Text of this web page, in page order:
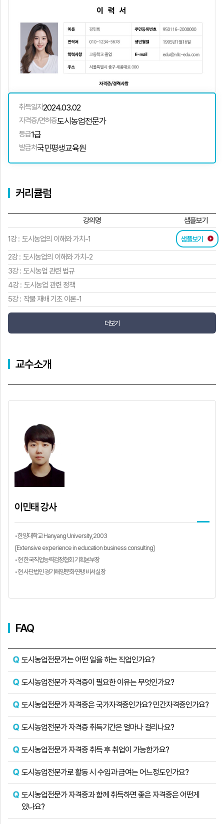
취득일자2024.03.02
자격증/면허증도시농업전문가
등급1급
발급처국민평생교육원
커리큘럼
강의명 샘플보기
1강 : 도시농업의 이해와 가치-1 샘플보기
2강 : 도시농업의 이해와 가치-2
3강 : 도시농업 관련 법규
4강 : 도시농업 관련 정책
5강 : 작물 재배 기초 이론-1
더보기
교수소개
이민태 강사
•한양대학교 Hanyang University,2003
[Extensive experience in education business consulting]
•현 한국직업능력검정협회 기획본부장
•현 사단법인 경기해양문화연맹 비서실장
FAQ
도시농업전문가는 어떤 일을 하는 직업인가요?
도시농업전문가 자격증이 필요한 이유는 무엇인가요?
도시농업전문가 자격증은 국가자격증인가요? 민간자격증인가요?
도시농업전문가 자격증 취득기간은 얼마나 걸리나요?
도시농업전문가 자격증 취득 후 취업이 가능한가요?
도시농업전문가로 활동 시 수입과 급여는 어느정도인가요?
도시농업전문가 자격증과 함께 취득하면 좋은 자격증은 어떤게
있나요?